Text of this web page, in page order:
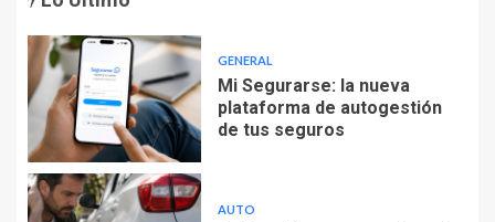
GENERAL
Mi Segurarse: la nueva
plataforma de autogestión
de tus seguros
AUTO